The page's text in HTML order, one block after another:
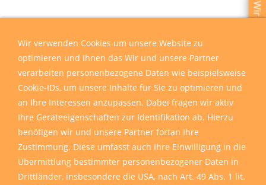
Wir sind für Sie da
Wir verwenden Cookies um unsere Website zu
optimieren und Ihnen das Wir und unsere Partner
verarbeiten personenbezogene Daten wie beispielsweise
Cookie-IDs, um unsere Inhalte für Sie zu optimieren und
an Ihre Interessen anzupassen. Dabei fragen wir aktiv
Ihre Geräteeigenschaften zur Identifikation ab. Hierzu
benötigen wir und unsere Partner fortan Ihre
Zustimmung. Diese umfasst auch Ihre Einwilligung in die
Übermittlung bestimmter personenbezogener Daten in
Drittländer, insbesondere die USA, nach Art. 49 Abs. 1 lit.